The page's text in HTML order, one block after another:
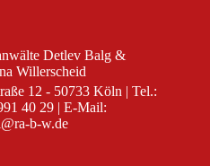
Detlev Balg &
Willerscheid
12 - 50733 Köln | Tel.:
40 29 | E-Mail:
b-w.de